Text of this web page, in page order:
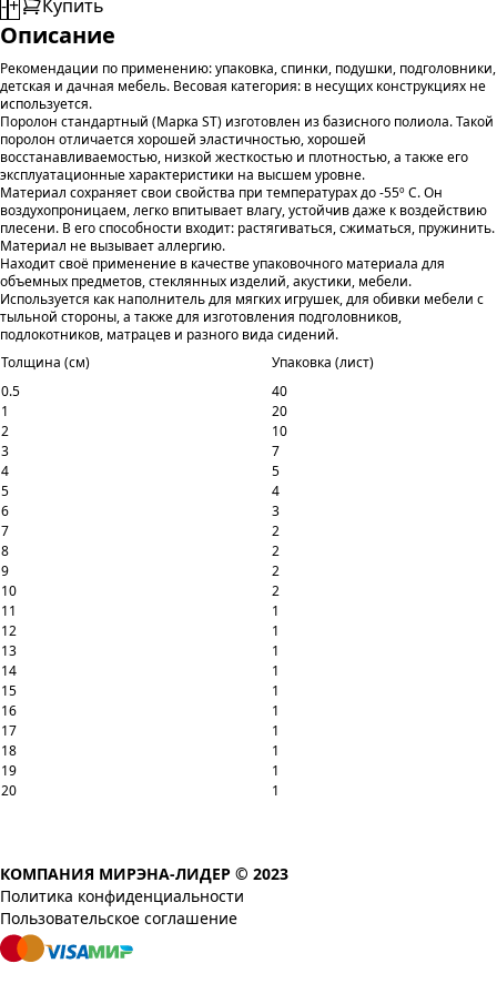
-+ Купить
Описание
Рекомендации по применению: упаковка, спинки, подушки, подголовники,
детская и дачная мебель. Весовая категория: в несущих конструкциях не
используется.
Поролон стандартный (Марка ST) изготовлен из базисного полиола. Такой
поролон отличается хорошей эластичностью, хорошей
восстанавливаемостью, низкой жесткостью и плотностью, а также его
эксплуатационные характеристики на высшем уровне.
Материал сохраняет свои свойства при температурах до -55º С. Он
воздухопроницаем, легко впитывает влагу, устойчив даже к воздействию
плесени. В его способности входит: растягиваться, сжиматься, пружинить.
Материал не вызывает аллергию.
Находит своё применение в качестве упаковочного материала для
объемных предметов, стеклянных изделий, акустики, мебели.
Используется как наполнитель для мягких игрушек, для обивки мебели с
тыльной стороны, а также для изготовления подголовников,
подлокотников, матрацев и разного вида сидений.
Толщина (см)
Упаковка (лист)
0.5
40
1
20
2
10
3
7
4
5
5
4
6
3
7
2
8
2
9
2
10
2
11
1
12
1
13
1
14
1
15
1
16
1
17
1
18
1
19
1
20
1
КОМПАНИЯ МИРЭНА-ЛИДЕР © 2023
Политика конфиденциальности
Пользовательское соглашение